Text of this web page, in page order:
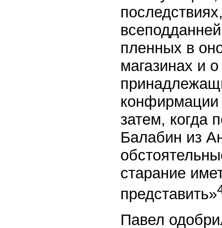
пленных в
магазинах и
конфирмации
затем, когда
Балабин из
старание
представить»
Павел